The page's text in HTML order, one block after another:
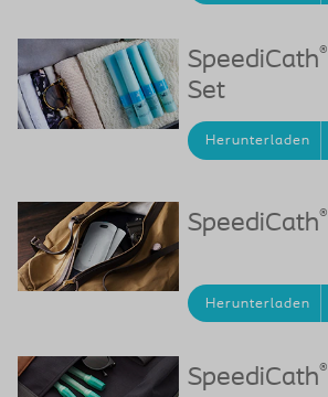
SpeediCath®
Set
Herunterladen
SpeediCath®
Herunterladen
SpeediCath®